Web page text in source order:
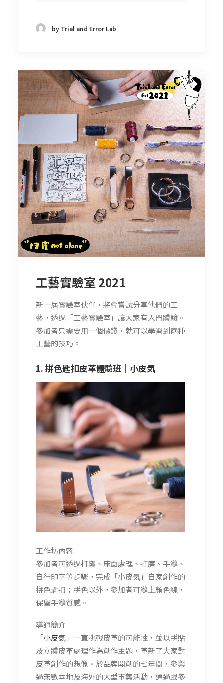
by Trial and Error Lab
工藝實驗室 2021
新一屆實驗室伙伴，將會嘗試分享他們的工
藝，透過「工藝實驗室」讓大家有入門體驗。
參加者只需要用一個價錢，就可以學習到兩種
工藝的技巧。
1. 拼色匙扣皮革體驗班｜ 小皮気
工作坊內容
參加者可透過打窿、床面處理、打磨、手縫、
自行印字等步驟，完成「小皮気」自家創作的
拼色匙扣；拼色以外，參加者可縫上顏色線，
保留手縫質感。
導師簡介
「小皮気」一直挑戰皮革的可能性，並以拼貼
及立體皮革處理作為創作主題，革新了大家對
皮革創作的想像。於品牌開創的七年間，參與
過無數本地及海外的大型市集活動，通過跟參